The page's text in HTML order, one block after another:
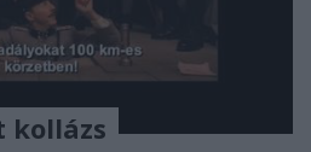
kollázs